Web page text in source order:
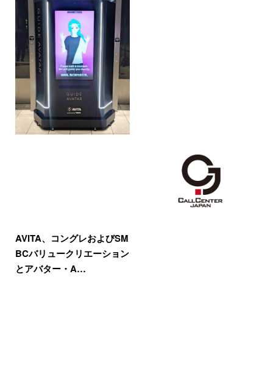
AVITA、コングレおよびSM
BCバリュークリエーション
とアバター・A…